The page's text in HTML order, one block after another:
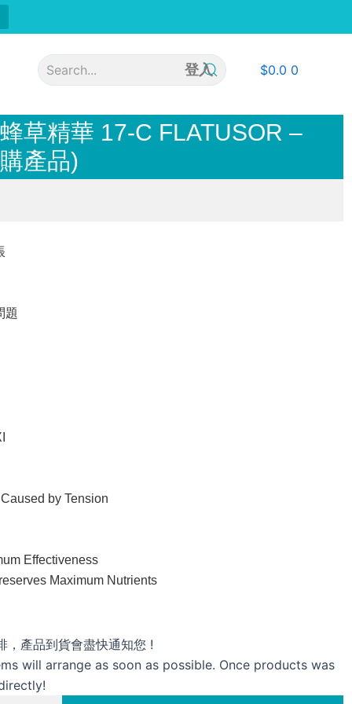
登入 $0.0 0
草精華 17-C FLATUSOR –
產品)
題
by Tension
Effectiveness
Maximum Nutrients
，產品到貨會盡快通知您 !
will arrange as soon as possible. Once products was